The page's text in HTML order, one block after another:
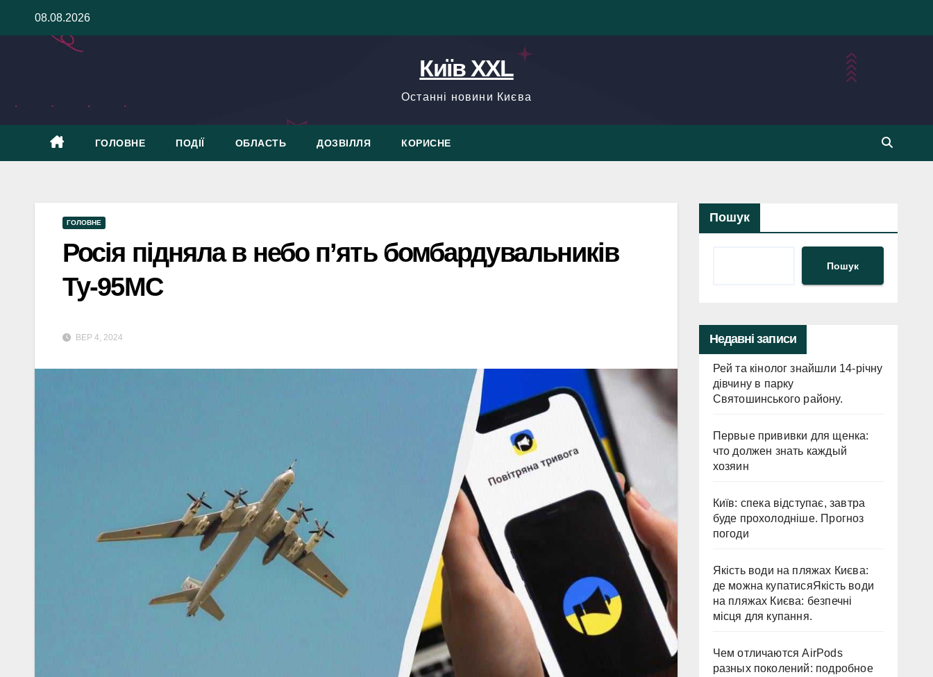
08.08.2026
Київ XXL
Останні новини Києва
ГОЛОВНЕ ПОДІЇ ОБЛАСТЬ ДОЗВІЛЛЯ КОРИСНЕ
ГОЛОВНЕ
Росія підняла в небо п’ять бомбардувальників
Ту-95МС
ВЕР 4, 2024
Пошук
Пошук
Недавні записи
Рей та кінолог знайшли 14-річну
дівчину в парку
Святошинського району.
Первые прививки для щенка:
что должен знать каждый
хозяин
Київ: спека відступає, завтра
буде прохолодніше. Прогноз
погоди
Якість води на пляжах Києва:
де можна купатисяЯкість води
на пляжах Києва: безпечні
місця для купання.
Чем отличаются AirPods
разных поколений: подробное